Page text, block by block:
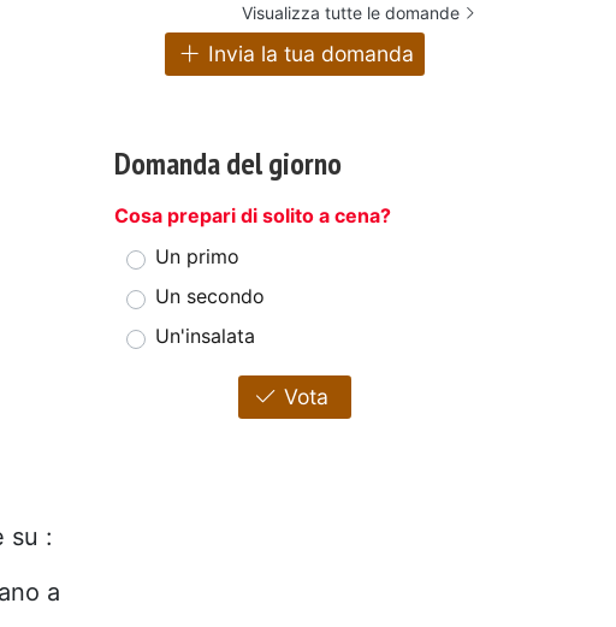
su :
a
Visualizza tutte le domande
Invia la tua domanda
Domanda del giorno
Cosa prepari di solito a cena?
Un primo
Un secondo
Un'insalata
Vota